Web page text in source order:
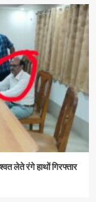
लेते रंगे हाथों गिरफ्तार